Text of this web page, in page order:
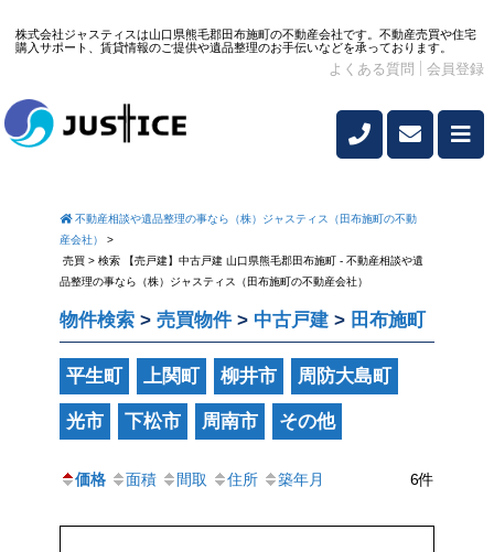
株式会社ジャスティスは山口県熊毛郡田布施町の不動産会社です。不動産売買や住宅
購入サポート、賃貸情報のご提供や遺品整理のお手伝いなどを承っております。
よくある質問 会員登録
不動産相談や遺品整理の事なら（株）ジャスティス（田布施町の不動
産会社）
>
売買 > 検索 【売戸建】中古戸建 山口県熊毛郡田布施町 - 不動産相談や遺
品整理の事なら（株）ジャスティス（田布施町の不動産会社）
物件検索 > 売買物件 > 中古戸建 > 田布施町
平生町 上関町 柳井市 周防大島町
光市 下松市 周南市 その他
価格 面積 間取 住所 築年月 6件